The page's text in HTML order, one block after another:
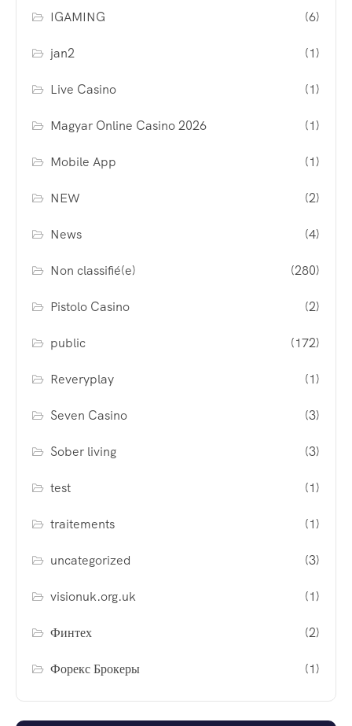
IGAMING (6)
jan2 (1)
Live Casino (1)
Magyar Online Casino 2026 (1)
Mobile App (1)
NEW (2)
News (4)
Non classifié(e) (280)
Pistolo Casino (2)
public (172)
Reveryplay (1)
Seven Casino (3)
Sober living (3)
test (1)
traitements (1)
uncategorized (3)
visionuk.org.uk (1)
Финтех (2)
Форекс Брокеры (1)